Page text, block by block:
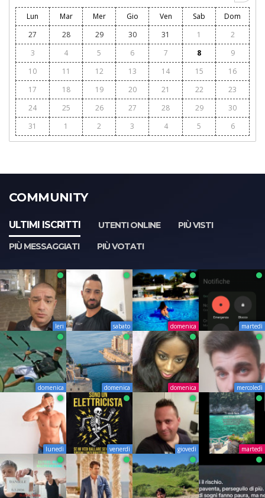
Lun Mar Mer Gio Ven Sab
Dom
27
28 29 30 31 1
2
3
4 5 6 7 8
9
10
11 12 13 14 15
16
17
18 19 20 21 22
23
24
25 26 27 28 29
30
31
1 2 3 4 5 6
COMMUNITY
ULTIMI ISCRITTI UTENTI ONLINE
PIÙ VISTI
PIÙ MESSAGGIATI
PIÙ VOTATI
Ieri sabato domenica martedì
domenica domenica domenica mercoledì
lunedì venerdì giovedì martedì